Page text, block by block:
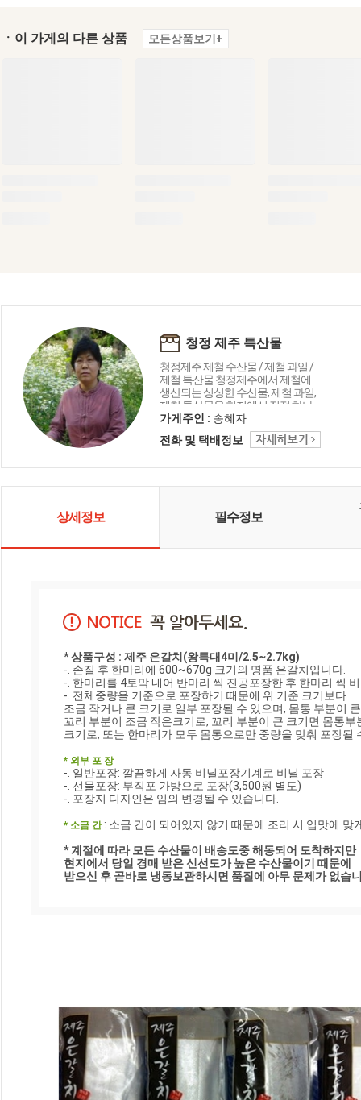
ㆍ이 가게의 다른 상품 모든상품보기+
청정 제주 특산물
청정제주 제철 수산물 / 제철 과일 /
제철 특산물 청정제주에서 제철에
생산되는 싱싱한 수산물, 제철 과일,
제철 특산물을 현지에서 직접 하나
하나 수작업으로 선별 포장해 보내
드리고 있습니다. 청정제주의 깨끗
하고 싱싱한 먹거리 많이 드시고 건
가게주인 : 송혜자
전화 및 택배정보
상세정보 필수정보
* 상품구성 : 제주 은갈치(왕특대4미/2.5~2.7kg)
-. 손질 후 한마리에 600~670g 크기의 명품 은갈치입니다.
-. 한마리를 4토막 내어 반마리 씩 진공포장한 후 한마리 씩
-. 전체중량을 기준으로 포장하기 때문에 위 기준 크기보다
조금 작거나 큰 크기로 일부 포장될 수 있으며, 몸통 부분이
꼬리 부분이 조금 작은크기로, 꼬리 부분이 큰 크기면 몸통부
크기로, 또는 한마리가 모두 몸통으로만 중량을 맞춰 포장될
* 외부 포 장
-. 일반포장: 깔끔하게 자동 비닐포장기계로 비닐 포장
-. 선물포장: 부직포 가방으로 포장(3,500원 별도)
-. 포장지 디자인은 임의 변경될 수 있습니다.
* 소금 간 : 소금 간이 되어있지 않기 때문에 조리 시 입맛에 맞
* 계절에 따라 모든 수산물이 배송도중 해동되어 도착하지만
현지에서 당일 경매 받은 신선도가 높은 수산물이기 때문에
받으신 후 곧바로 냉동보관하시면 품질에 아무 문제가 없습